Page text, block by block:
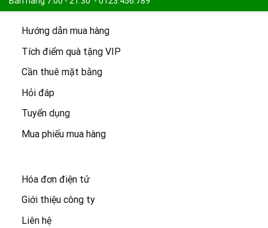
Khiếu nại 7:30 - 21:00 - 0123.456.789
Hướng dẫn mua hàng
Tích điểm quà tặng VIP
Cần thuê mặt bằng
Hỏi đáp
Tuyển dụng
Mua phiếu mua hàng
Hóa đơn điện tử
Giới thiệu công ty
Liên hệ